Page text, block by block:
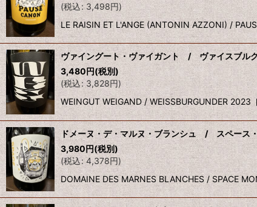
(税込: 3,498円)
LE RAISIN ET L'ANGE (ANTONIN AZZONI) /
ヴァイングート・ヴァイガント / ヴァイスブ
3,480円(税別)
(税込: 3,828円)
WEINGUT WEIGAND / WEISSBURGUNDER
ドメーヌ・デ・マルヌ・ブランシュ / スペー
3,980円(税別)
(税込: 4,378円)
DOMAINE DES MARNES BLANCHES / SPACE